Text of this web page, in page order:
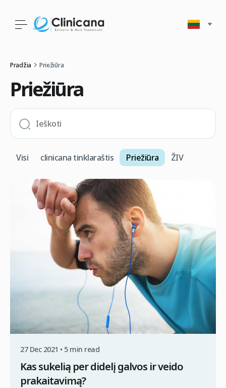
Pradžia Priežiūra
Priežiūra
Visi clinicana tinklaraštis Priežiūra ŽIV
27 Dec 2021 • 5 min read
Kas sukelią per didelį galvos ir veido
prakaitavimą?